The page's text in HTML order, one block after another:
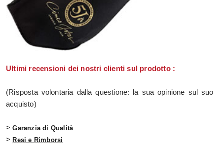
Ultimi recensioni dei nostri clienti sul prodotto :
(Risposta volontaria dalla questione: la sua opinione sul suo
acquisto)
>Garanzia di Qualità
>Resi e Rimborsi